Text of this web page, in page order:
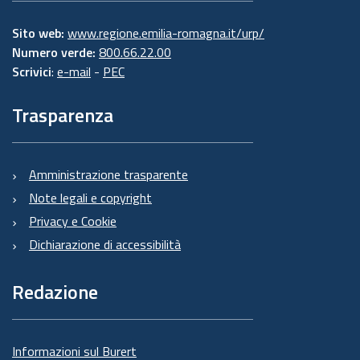
Sito web: www.regione.emilia-romagna.it/urp/
Numero verde: 800.66.22.00
Scrivici: e-mail - PEC
Trasparenza
Amministrazione trasparente
Note legali e copyright
Privacy e Cookie
Dichiarazione di accessibilità
Redazione
Informazioni sul Burert